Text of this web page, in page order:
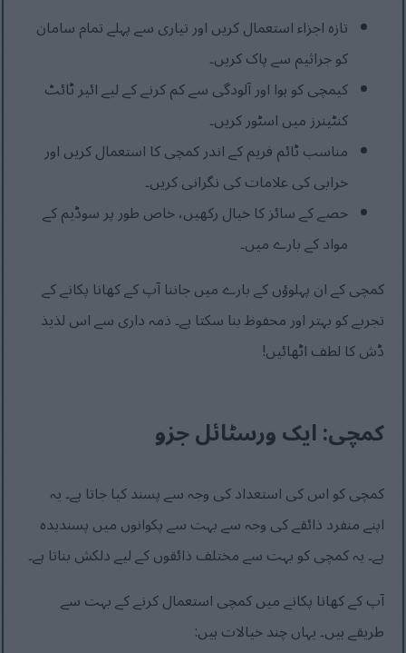
تازہ اجزاء استعمال کریں اور تیاری سے پہلے تمام سامان
کو جراثیم سے پاک کریں۔
کیمچی کو ہوا اور آلودگی سے کم کرنے کے لیے ائیر ٹائٹ
کنٹینرز میں اسٹور کریں۔
مناسب ٹائم فریم کے اندر کمچی کا استعمال کریں اور
خرابی کی علامات کی نگرانی کریں۔
حصے کے سائز کا خیال رکھیں، خاص طور پر سوڈیم کے
مواد کے بارے میں۔
کمچی کے ان پہلوؤں کے بارے میں جاننا آپ کے کھانا پکانے کے
تجربے کو بہتر اور محفوظ بنا سکتا ہے۔ ذمہ داری سے اس لذیذ
ڈش کا لطف اٹھائیں!
کمچی: ایک ورسٹائل جزو
کمچی کو اس کی استعداد کی وجہ سے پسند کیا جاتا ہے۔ یہ
اپنے منفرد ذائقے کی وجہ سے بہت سے پکوانوں میں پسندیدہ
ہے۔ یہ کمچی کو بہت سے مختلف ذائقوں کے لیے دلکش بناتا ہے۔
آپ کے کھانا پکانے میں کمچی استعمال کرنے کے بہت سے
طریقے ہیں۔ یہاں چند خیالات ہیں: